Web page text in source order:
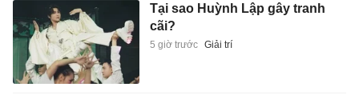
Tại sao Huỳnh Lập gây tranh
cãi?
5 giờ trước Giải trí